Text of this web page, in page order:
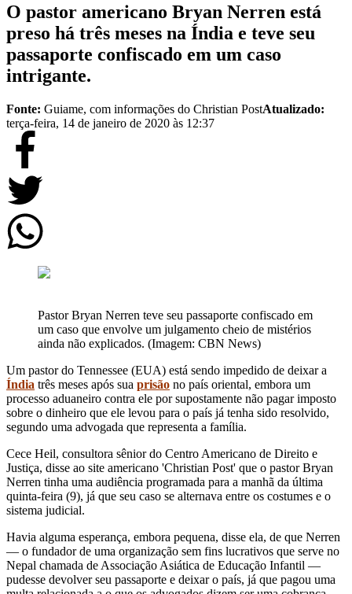
O pastor americano Bryan Nerren está
preso há três meses na Índia e teve seu
passaporte confiscado em um caso
intrigante.
Fonte: Guiame, com informações do Christian PostAtualizado:
terça-feira, 14 de janeiro de 2020 às 12:37
Pastor Bryan Nerren teve seu passaporte confiscado em
um caso que envolve um julgamento cheio de mistérios
ainda não explicados. (Imagem: CBN News)
Um pastor do Tennessee (EUA) está sendo impedido de deixar a
Índia três meses após sua prisão no país oriental, embora um
processo aduaneiro contra ele por supostamente não pagar imposto
sobre o dinheiro que ele levou para o país já tenha sido resolvido,
segundo uma advogada que representa a família.
Cece Heil, consultora sênior do Centro Americano de Direito e
Justiça, disse ao site americano 'Christian Post' que o pastor Bryan
Nerren tinha uma audiência programada para a manhã da última
quinta-feira (9), já que seu caso se alternava entre os costumes e o
sistema judicial.
Havia alguma esperança, embora pequena, disse ela, de que Nerren
— o fundador de uma organização sem fins lucrativos que serve no
Nepal chamada de Associação Asiática de Educação Infantil —
pudesse devolver seu passaporte e deixar o país, já que pagou uma